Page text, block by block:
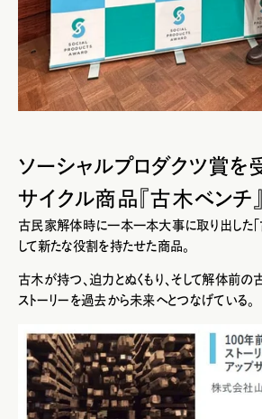
ソーシャルプロダクツ賞を
サイクル商品『古木ベンチ』
古民家解体時に一本一本大事に取り出した「
して新たな役割を持たせた商品。
古木が持つ、迫力とぬくもり、そして解体前
ストーリーを過去から未来へとつなげている。